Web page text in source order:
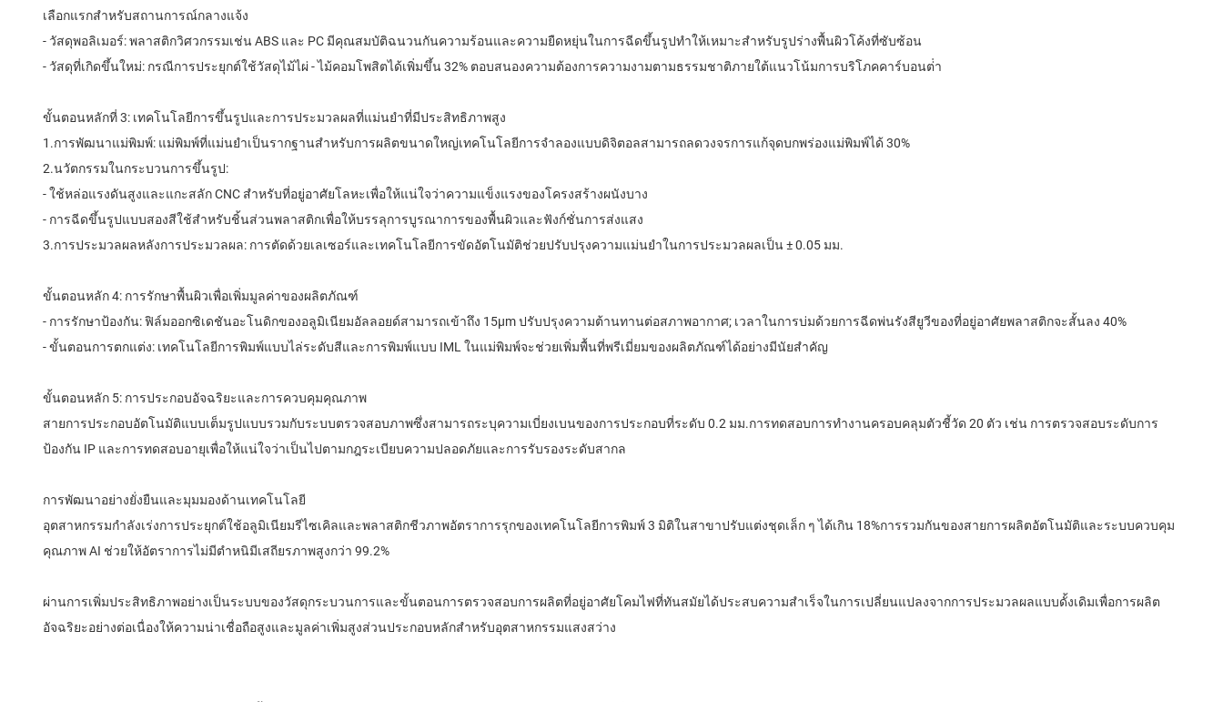
เลือกแรกสําหรับสถานการณ์กลางแจ้ง
- วัสดุพอลิเมอร์: พลาสติกวิศวกรรมเช่น ABS และ PC มีคุณสมบัติฉนวนกันความร้อนและความยืดหยุ่นในการฉีดขึ้นรูปทําให้เหมาะสําหรับรูปร่างพื้นผิวโค้งที่ซับซ้อน
- วัสดุที่เกิดขึ้นใหม่: กรณีการประยุกต์ใช้วัสดุไม้ไผ่ - ไม้คอมโพสิตได้เพิ่มขึ้น 32% ตอบสนองความต้องการความงามตามธรรมชาติภายใต้แนวโน้มการบริโภคคาร์บอนต่ํา
ขั้นตอนหลักที่ 3: เทคโนโลยีการขึ้นรูปและการประมวลผลที่แม่นยําที่มีประสิทธิภาพสูง
1.การพัฒนาแม่พิมพ์: แม่พิมพ์ที่แม่นยําเป็นรากฐานสําหรับการผลิตขนาดใหญ่เทคโนโลยีการจําลองแบบดิจิตอลสามารถลดวงจรการแก้จุดบกพร่องแม่พิมพ์ได้ 30%
2.นวัตกรรมในกระบวนการขึ้นรูป:
- ใช้หล่อแรงดันสูงและแกะสลัก CNC สําหรับที่อยู่อาศัยโลหะเพื่อให้แน่ใจว่าความแข็งแรงของโครงสร้างผนังบาง
- การฉีดขึ้นรูปแบบสองสีใช้สําหรับชิ้นส่วนพลาสติกเพื่อให้บรรลุการบูรณาการของพื้นผิวและฟังก์ชั่นการส่งแสง
3.การประมวลผลหลังการประมวลผล: การตัดด้วยเลเซอร์และเทคโนโลยีการขัดอัตโนมัติช่วยปรับปรุงความแม่นยําในการประมวลผลเป็น ± 0.05 มม.
ขั้นตอนหลัก 4: การรักษาพื้นผิวเพื่อเพิ่มมูลค่าของผลิตภัณฑ์
- การรักษาป้องกัน: ฟิล์มออกซิเดชันอะโนดิกของอลูมิเนียมอัลลอยด์สามารถเข้าถึง 15μm ปรับปรุงความต้านทานต่อสภาพอากาศ; เวลาในการบ่มด้วยการฉีดพ่นรังสียูวีของที่อยู่อาศัยพลาสติกจะสั้นลง 40%
- ขั้นตอนการตกแต่ง: เทคโนโลยีการพิมพ์แบบไล่ระดับสีและการพิมพ์แบบ IML ในแม่พิมพ์จะช่วยเพิ่มพื้นที่พรีเมี่ยมของผลิตภัณฑ์ได้อย่างมีนัยสําคัญ
ขั้นตอนหลัก 5: การประกอบอัจฉริยะและการควบคุมคุณภาพ
สายการประกอบอัตโนมัติแบบเต็มรูปแบบรวมกับระบบตรวจสอบภาพซึ่งสามารถระบุความเบี่ยงเบนของการประกอบที่ระดับ 0.2 มม.การทดสอบการทํางานครอบคลุมตัวชี้วัด 20 ตัว เช่น การตรวจสอบระดับการ
ป้องกัน IP และการทดสอบอายุเพื่อให้แน่ใจว่าเป็นไปตามกฎระเบียบความปลอดภัยและการรับรองระดับสากล
การพัฒนาอย่างยั่งยืนและมุมมองด้านเทคโนโลยี
อุตสาหกรรมกําลังเร่งการประยุกต์ใช้อลูมิเนียมรีไซเคิลและพลาสติกชีวภาพอัตราการรุกของเทคโนโลยีการพิมพ์ 3 มิติในสาขาปรับแต่งชุดเล็ก ๆ ได้เกิน 18%การรวมกันของสายการผลิตอัตโนมัติและระบบควบคุม
คุณภาพ AI ช่วยให้อัตราการไม่มีตําหนิมีเสถียรภาพสูงกว่า 99.2%
ผ่านการเพิ่มประสิทธิภาพอย่างเป็นระบบของวัสดุกระบวนการและขั้นตอนการตรวจสอบการผลิตที่อยู่อาศัยโคมไฟที่ทันสมัยได้ประสบความสําเร็จในการเปลี่ยนแปลงจากการประมวลผลแบบดั้งเดิมเพื่อการผลิต
อัจฉริยะอย่างต่อเนื่องให้ความน่าเชื่อถือสูงและมูลค่าเพิ่มสูงส่วนประกอบหลักสําหรับอุตสาหกรรมแสงสว่าง